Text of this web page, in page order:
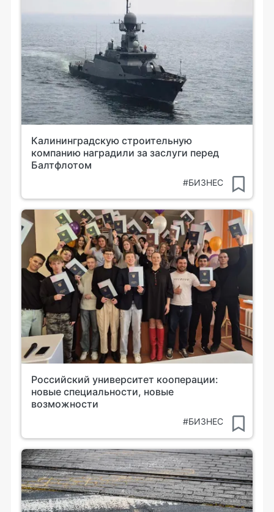
Калининградскую строительную
компанию наградили за заслуги перед
Балтфлотом
#БИЗНЕС
Российский университет кооперации:
новые специальности, новые
возможности
#БИЗНЕС